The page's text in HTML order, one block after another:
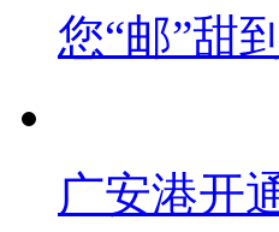
您“邮”甜
广安港开